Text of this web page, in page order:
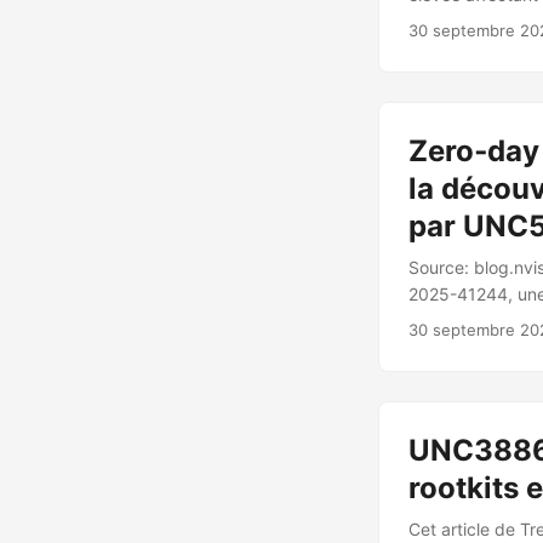
depuis octobre
de services
30 septembre
la
par
Source:
2025-41244,
et VMware Aria
non privilégié,
et credential-
30 septembre
rootkits
Cet article de